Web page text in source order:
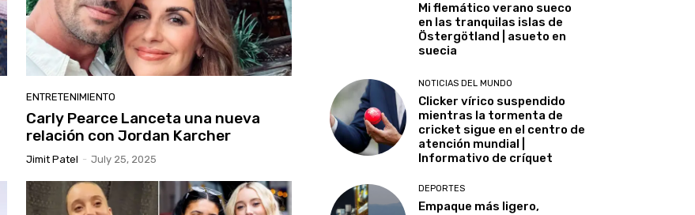
ENTRETENIMIENTO
Carly Pearce Lanceta una nueva
relación con Jordan Karcher
Jimit Patel - July 25, 2025
Mi flemático verano sueco
en las tranquilas islas de
Östergötland | asueto en
suecia
NOTICIAS DEL MUNDO
Clicker vírico suspendido
mientras la tormenta de
cricket sigue en el centro de
atención mundial |
Informativo de críquet
DEPORTES
Empaque más ligero,